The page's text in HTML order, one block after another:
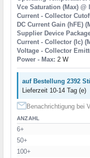
Vce Saturation (Max) @
Current - Collector
DC Current Gain (hFE)
Supplier Device
Current - Collector (Ic)
Voltage - Collector
Power - Max: 2 W
auf Bestellung 2392
Lieferzeit 10-14 Tag (e)
Benachrichtigung bei
ANZAHL
6+
50+
100+